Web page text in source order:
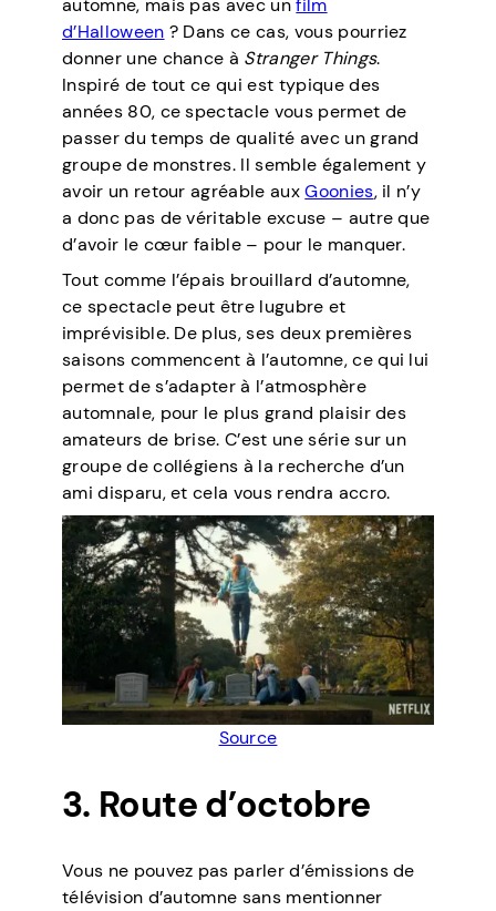
automne, mais pas avec unfilm
d’Halloween ? Dans ce cas, vous pourriez
donner une chance à Stranger Things.
Inspiré de tout ce qui est typique des
années 80, ce spectacle vous permet de
passer du temps de qualité avec un grand
groupe de monstres. Il semble également y
avoir un retour agréable auxGoonies, il n’y
a donc pas de véritable excuse – autre que
d’avoir le cœur faible – pour le manquer.
Tout comme l’épais brouillard d’automne,
ce spectacle peut être lugubre et
imprévisible. De plus, ses deux premières
saisons commencent à l’automne, ce qui lui
permet de s’adapter à l’atmosphère
automnale, pour le plus grand plaisir des
amateurs de brise. C’est une série sur un
groupe de collégiens à la recherche d’un
ami disparu, et cela vous rendra accro.
Source
3. Route d’octobre
Vous ne pouvez pas parler d’émissions de
télévision d’automne sans mentionner